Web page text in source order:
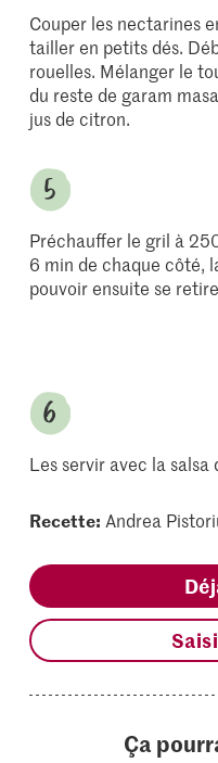
Couper les nectarines
tailler en petits dés.
rouelles. Mélanger le
du reste de garam
jus de citron.
Préchauffer le gril à
6 min de chaque côté,
pouvoir ensuite se
Les servir avec la salsa
Recette: Andrea
Ça